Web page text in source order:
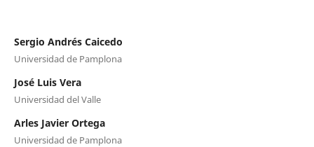
Sergio Andrés Caicedo
Universidad de Pamplona
José Luis Vera
Universidad del Valle
Arles Javier Ortega
Universidad de Pamplona